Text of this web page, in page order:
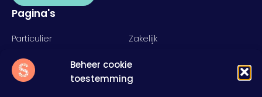
Beheer cookie
toestemming
Pagina's
Particulier
Zakelijk
Inspiratie
Over ons
Nieuws
Offerte aanvragen